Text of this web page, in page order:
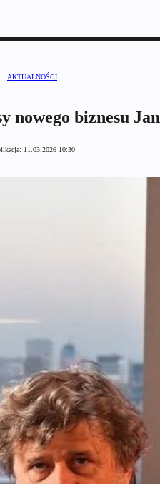
AKTUALNOŚCI
biznesu
11.03.2026 10:30